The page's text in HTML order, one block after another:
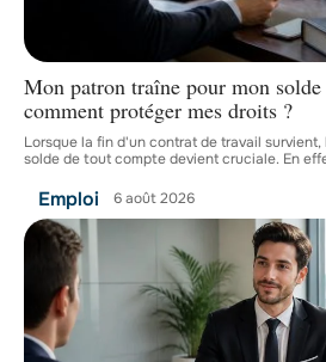
Mon patron traîne pour mon
comment protéger mes droits ?
Lorsque la fin d'un contrat de travail
solde de tout compte devient cruciale. En
Emploi 6 août 2026